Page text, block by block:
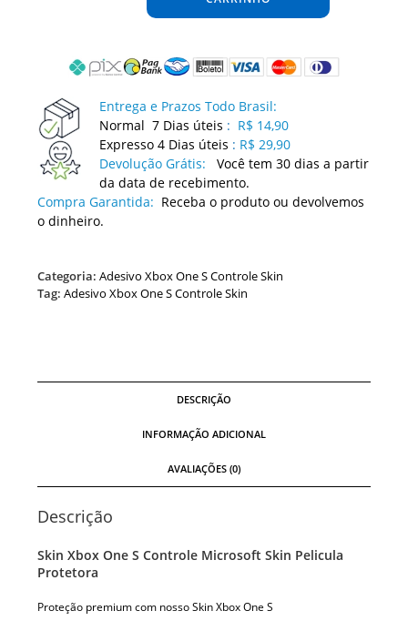
Entrega e Prazos Todo Brasil:
Normal 7 Dias úteis : R$ 14,90
Expresso 4 Dias úteis : R$ 29,90
Devolução Grátis:
Você tem 30 dias a partir
da data de recebimento.
Compra Garantida: Receba o produto ou devolvemos
o dinheiro.
Categoria:Adesivo Xbox One S Controle Skin
Tag:Adesivo Xbox One S Controle Skin
DESCRIÇÃO
INFORMAÇÃO ADICIONAL
AVALIAÇÕES (0)
Descrição
Skin Xbox One S Controle Microsoft Skin Pelicula
Protetora
Proteção premium com nosso Skin Xbox One S